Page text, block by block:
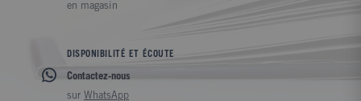
en magasin
DISPONIBILITÉ ET ÉCOUTE
Contactez-nous
sur WhatsApp